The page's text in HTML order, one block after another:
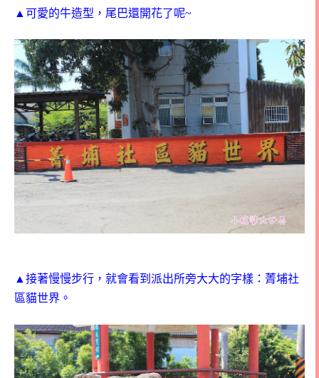
▲可愛的牛造型，尾巴還開花了呢~
▲接著慢慢步行，就會看到派出所旁大大的字樣：菁埔社
區貓世界。